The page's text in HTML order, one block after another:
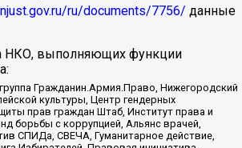
ru/documents/7756/ данные
НКО, выполняющих функции
Гражданин.Армия.Право, Нижегородский
культуры, Центр гендерных
прав граждан Штаб, Институт права и
борьбы с коррупцией, Альянс врачей,
СПИДа, СВЕЧА, Гуманитарное действие,